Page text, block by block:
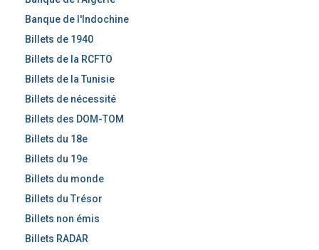
Banque de l'Indochine
Billets de 1940
Billets de la RCFTO
Billets de la Tunisie
Billets de nécessité
Billets des DOM-TOM
Billets du 18e
Billets du 19e
Billets du monde
Billets du Trésor
Billets non émis
Billets RADAR